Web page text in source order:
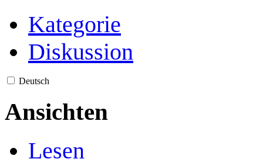
Kategorie
Diskussion
Deutsch
Ansichten
Lesen